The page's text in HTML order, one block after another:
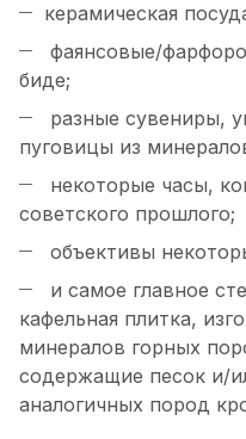
керамическая
фаянсовые/
биде;
разные сувениры,
пуговицы из
некоторые часы,
советского прошлого;
объективы
и самое главное
кафельная плитка,
минералов горных
содержащие песок и/
аналогичных пород